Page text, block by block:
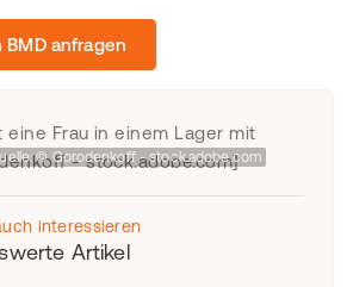
BMD anfragen
© Gorodenkoff - stock.adobe.com
interessieren
Artikel